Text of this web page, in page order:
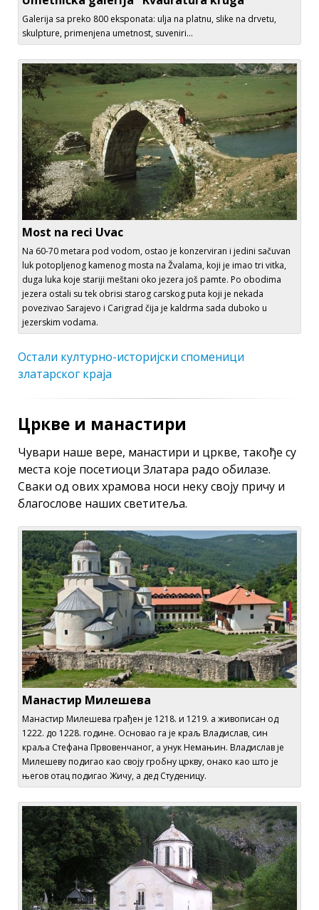
Galerija sa preko 800 eksponata: ulja na platnu, slike na drvetu,
skulpture, primenjena umetnost, suveniri...
Most na reci Uvac
Na 60-70 metara pod vodom, ostao je konzerviran i jedini sačuvan
luk potopljenog kamenog mosta na Žvalama, koji je imao tri vitka,
duga luka koje stariji meštani oko jezera još pamte. Po obodima
jezera ostali su tek obrisi starog carskog puta koji je nekada
povezivao Sarajevo i Carigrad čija je kaldrma sada duboko u
jezerskim vodama.
Остали културно-историјски споменици
златарског краја
Цркве и манастири
Чувари наше вере, манастири и цркве, такође су
места које посетиоци Златара радо обилазе.
Сваки од ових храмова носи неку своју причу и
благослове наших светитеља.
Манастир Милешева
Манастир Милешева грађен је 1218. и 1219. а живописан од
1222. до 1228. године. Основао га је краљ Владислав, син
краља Стефана Првовенчаног, а унук Немањин. Владислав је
Милешеву подигао као своју гробну цркву, онако као што је
његов отац подигао Жичу, а дед Студеницу.